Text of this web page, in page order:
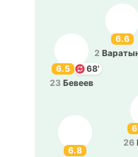
6.5
68'
23 Бевеев
6.6
2
6.8
26